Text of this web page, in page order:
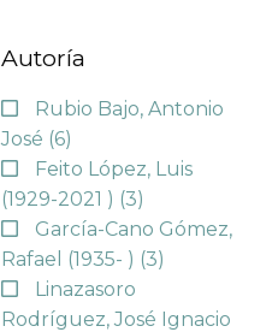
Autoría
Rubio Bajo, Antonio
José (6)
Feito López, Luis
(1929-2021 ) (3)
García-Cano Gómez,
Rafael (1935- ) (3)
Linazasoro
Rodríguez, José Ignacio